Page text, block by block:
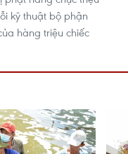
kỹ thuật bộ phận
hàng triệu chiếc